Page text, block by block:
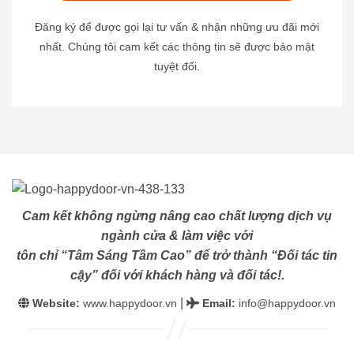
Đăng ký để được gọi lại tư vấn & nhận những ưu đãi mới
nhất. Chúng tôi cam kết các thông tin sẽ được bảo mật
tuyệt đối.
Cam kết không ngừng nâng cao chất lượng dịch vụ
ngành cửa & làm việc với
tôn chỉ “Tâm Sáng Tầm Cao” để trở thành “Đối tác tin
cậy” đối với khách hàng và đối tác!.
Website: www.happydoor.vn Email: info@happydoor.vn